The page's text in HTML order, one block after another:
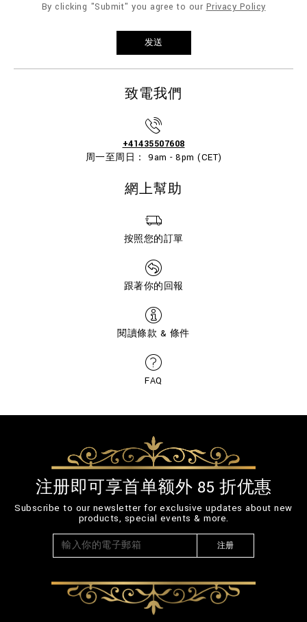
致電我們
+41435507608
周一至周日： 9am - 8pm (CET)
網上幫助
按照您的訂單
跟著你的回報
閱讀條款 & 條件
FAQ
By clicking "Submit" you agree to our Privacy Policy
注册即可享首单额外 85 折优惠
Subscribe to our newsletter for exclusive updates about new
products, special events & more.
注册